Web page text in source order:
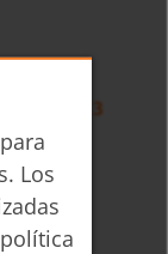
613
Los